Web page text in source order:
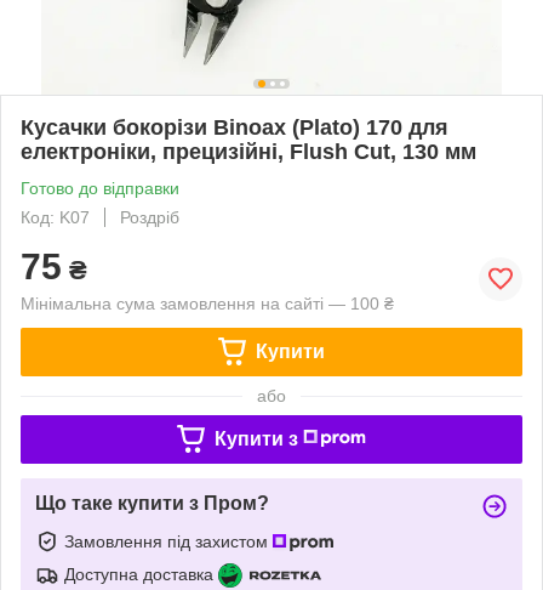
Кусачки бокорізи Binoax (Plato) 170 для
електроніки, прецизійні, Flush Cut, 130 мм
Готово до відправки
Код: K07
Роздріб
75 ₴
Мінімальна сума замовлення на сайті — 100 ₴
Купити
або
Купити з
Що таке купити з Пром?
Замовлення під захистом
Доступна доставка